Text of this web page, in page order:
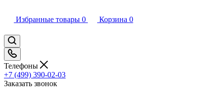
Избранные товары 0 Корзина 0
Телефоны
+7 (499) 390-02-03
Заказать звонок